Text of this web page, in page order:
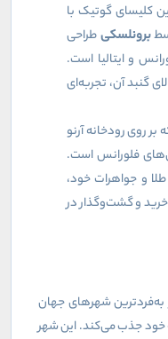
کلیسای گوتیک با
برونلسکیطراحی
و ایتالیا است.
گنبد آن، تجربه‌ای
بر روی رودخانه آرنو
فلورانس است.
و جواهرات خود،
و گشت‌وگذار در
به‌فردترین شهرهای جهان
خود جذب می‌کند. این شهر